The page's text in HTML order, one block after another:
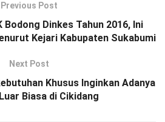
Previous Post
Bodong Dinkes Tahun 2016, Ini
Kejari Kabupaten Sukabumi
Next Post
Khusus Inginkan Adanya
Biasa di Cikidang